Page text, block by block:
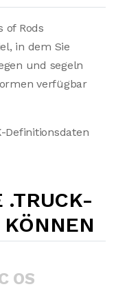
of Rods
in dem Sie
und segeln
verfügbar
Definitionsdaten
.TRUCK-
OS